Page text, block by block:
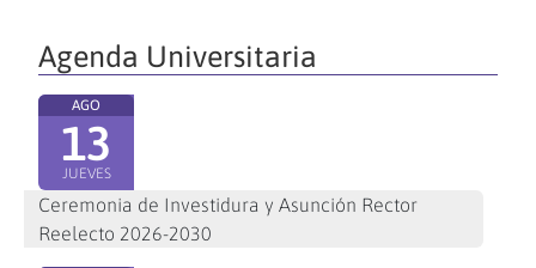
Agenda Universitaria
AGO
13
JUEVES
Ceremonia de Investidura y Asunción Rector
Reelecto 2026-2030